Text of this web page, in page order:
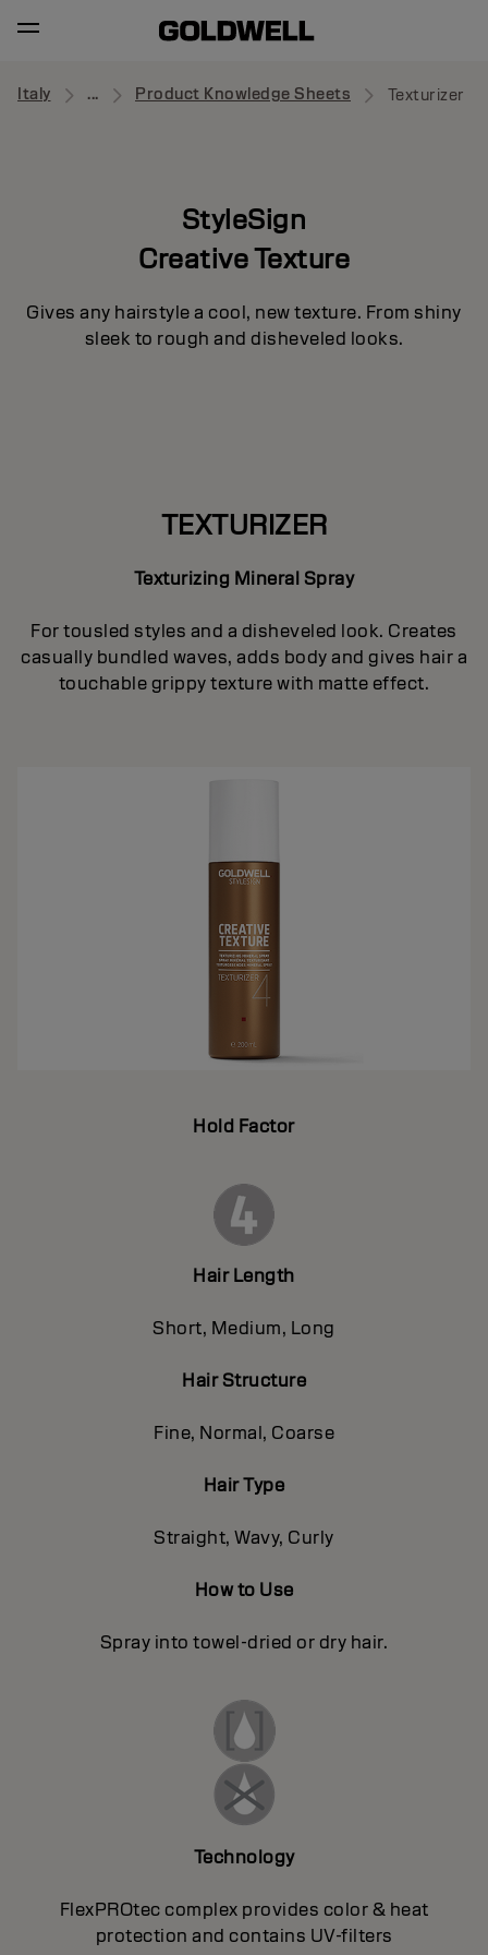
Italy ... Product Knowledge Sheets Texturizer
StyleSign
Creative Texture
Gives any hairstyle a cool, new texture. From shiny
sleek to rough and disheveled looks.
TEXTURIZER
Texturizing Mineral Spray
For tousled styles and a disheveled look. Creates
casually bundled waves, adds body and gives hair a
touchable grippy texture with matte effect.
Hold Factor
Hair Length
Short, Medium, Long
Hair Structure
Fine, Normal, Coarse
Hair Type
Straight, Wavy, Curly
How to Use
Spray into towel-dried or dry hair.
Technology
FlexPROtec complex provides color & heat
protection and contains UV-filters